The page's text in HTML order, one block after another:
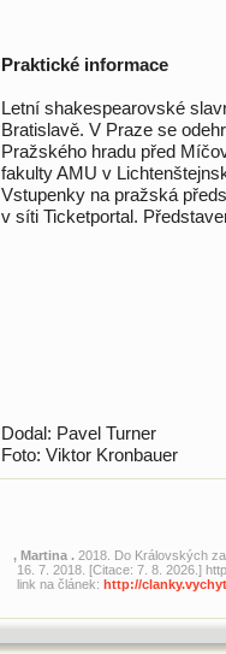
Praktické informace
Letní shakespearovské
Bratislavě. V Praze se
Pražského hradu před
fakulty AMU v
Vstupenky na pražská
v síti Ticketportal.
Dodal: Pavel Turner
Foto: Viktor Kronbauer
, Martina . 2018. Do Královských
16. 7. 2018. [Citace: 7. 8. 2026.]
link na článek: http://